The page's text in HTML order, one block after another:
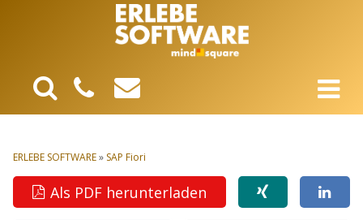
ERLEBE SOFTWARE» SAP Fiori
Als PDF herunterladen